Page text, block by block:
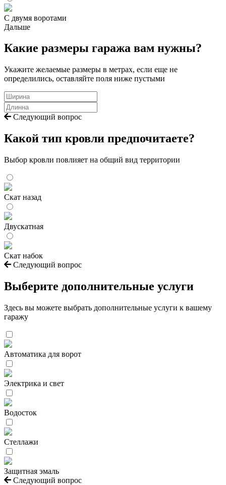
С двумя воротами
Дальше
Какие размеры гаража вам нужны?
Укажите желаемые размеры в метрах, если еще не
определились, оставляйте поля ниже пустыми
Следующий вопрос
Какой тип кровли предпочитаете?
Выбор кровли повлияет на общий вид территории
Скат назад
Двускатная
Скат набок
Следующий вопрос
Выберите дополнительные услуги
Здесь вы можете выбрать дополнительные услуги к вашему
гаражу
Автоматика для ворот
Электрика и свет
Водосток
Стеллажи
Защитная эмаль
Следующий вопрос